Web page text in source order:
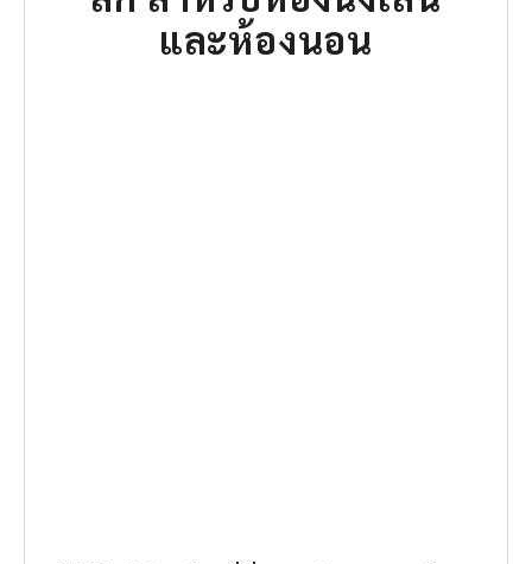
และห้องนอน